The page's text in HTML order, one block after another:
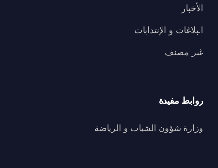
الأخبار
البلاغات و الإنتدابات
غير مصنف
روابط مفيدة
وزارة شؤون الشباب و الرياضة